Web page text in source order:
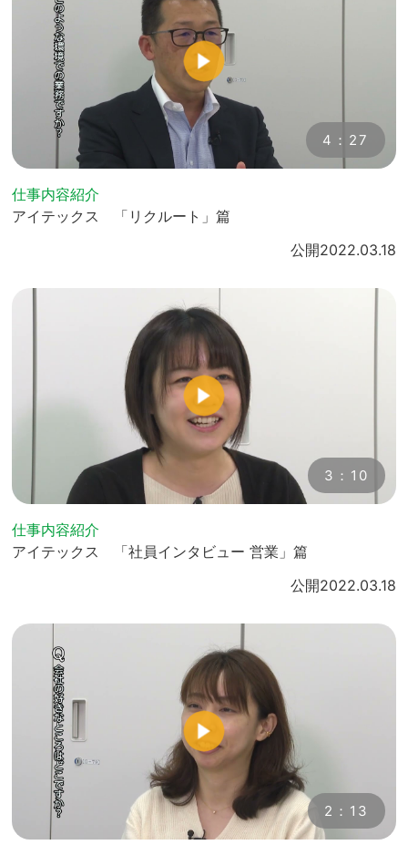
4：27
仕事内容紹介
アイテックス 「リクルート」篇
公開2022.03.18
3：10
仕事内容紹介
アイテックス 「社員インタビュー 営業」篇
公開2022.03.18
2：13